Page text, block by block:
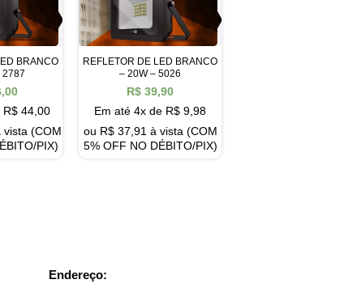
BRANCO
2787
R$ 44,00
vista (COM
PIX)
REFLETOR DE LED BRANCO
– 20W – 5026
R$ 39,90
Em até 4x de R$ 9,98
ou R$37,91 à vista (COM
5% OFF NO DÉBITO/PIX)
Endereço: